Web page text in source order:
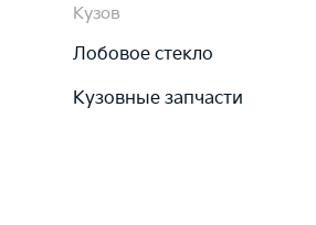
Кузов
Лобовое стекло
Кузовные запчасти